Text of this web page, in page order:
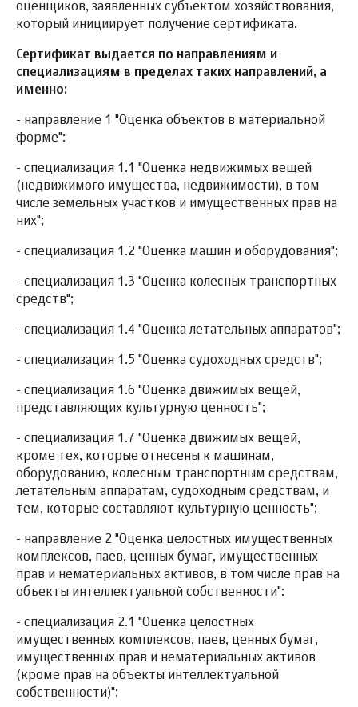
оценщиков, заявленных субъектом хозяйствования,
который инициирует получение сертификата.
Сертификат выдается по направлениям и
специализациям в пределах таких направлений, а
именно:
- направление 1 "Оценка объектов в материальной
форме":
- специализация 1.1 "Оценка недвижимых вещей
(недвижимого имущества, недвижимости), в том
числе земельных участков и имущественных прав на
них";
- специализация 1.2 "Оценка машин и оборудования";
- специализация 1.3 "Оценка колесных транспортных
средств";
- специализация 1.4 "Оценка летательных аппаратов";
- специализация 1.5 "Оценка судоходных средств";
- специализация 1.6 "Оценка движимых вещей,
представляющих культурную ценность";
- специализация 1.7 "Оценка движимых вещей,
кроме тех, которые отнесены к машинам,
оборудованию, колесным транспортным средствам,
летательным аппаратам, судоходным средствам, и
тем, которые составляют культурную ценность";
- направление 2 "Оценка целостных имущественных
комплексов, паев, ценных бумаг, имущественных
прав и нематериальных активов, в том числе прав на
объекты интеллектуальной собственности":
- специализация 2.1 "Оценка целостных
имущественных комплексов, паев, ценных бумаг,
имущественных прав и нематериальных активов
(кроме прав на объекты интеллектуальной
собственности)";